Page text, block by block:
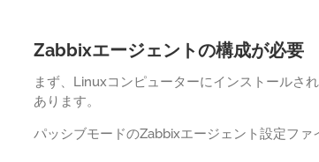
Zabbixエージェントの構成が必要
まず、Linuxコンピューターにインストールさ
あります。
パッシブモードのZabbixエージェント設定ファ